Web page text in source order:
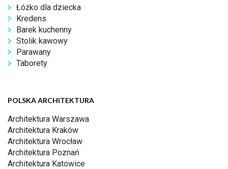
Łóżko dla dziecka
Kredens
Barek kuchenny
Stolik kawowy
Parawany
Taborety
POLSKA ARCHITEKTURA
Architektura Warszawa
Architektura Kraków
Architektura Wrocław
Architektura Poznań
Architektura Katowice